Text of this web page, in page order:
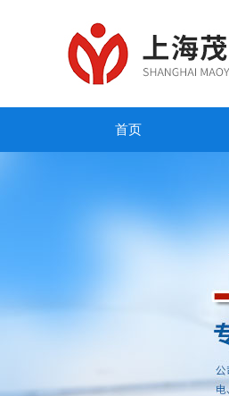
首页